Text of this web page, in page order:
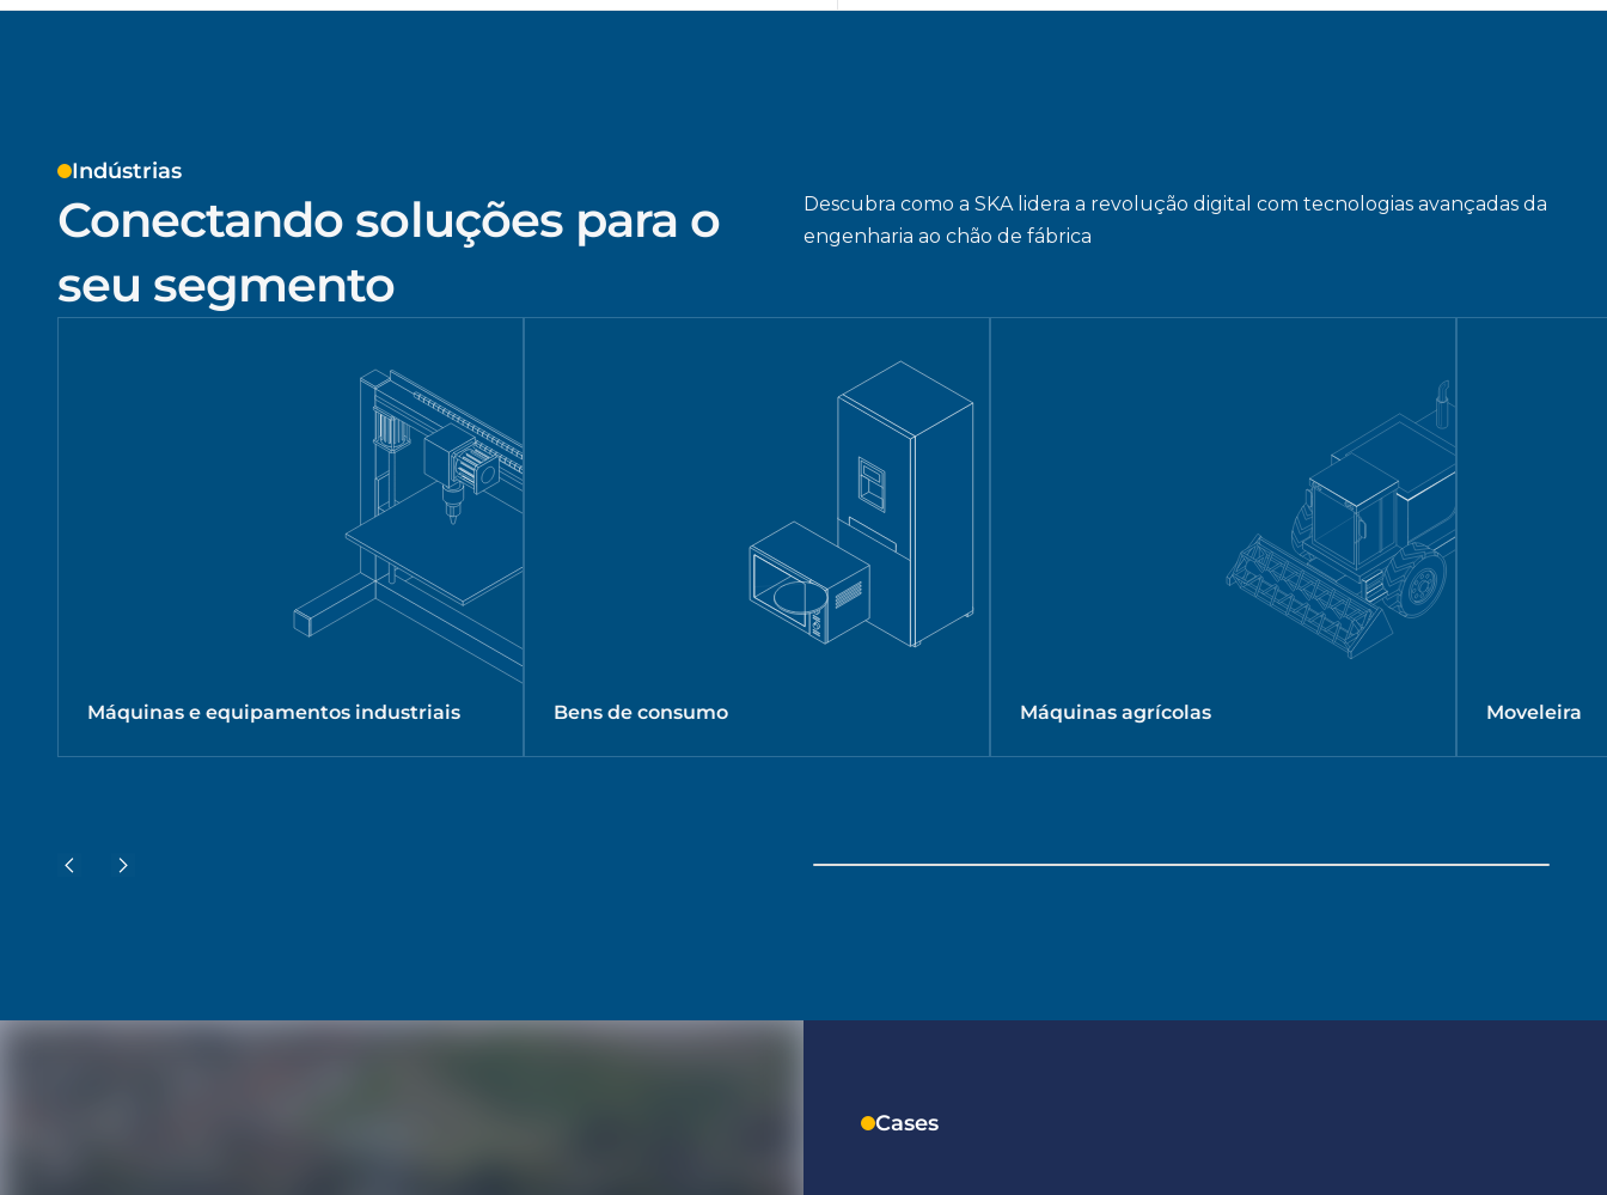
Indústrias
Conectando soluções para o
seu segmento
Descubra como a SKA lidera a revolução digital com tecnologias avançadas da
engenharia ao chão de fábrica
Máquinas e equipamentos industriais Bens de consumo Máquinas agrícolas Moveleira
Cases